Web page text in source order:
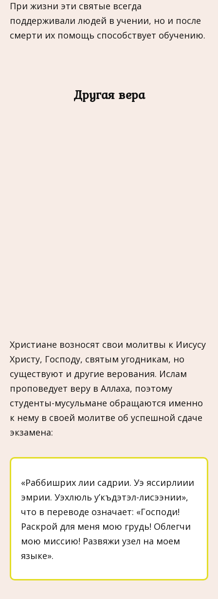
При жизни эти святые всегда
поддерживали людей в учении, но и после
смерти их помощь способствует обучению.
Другая вера
Христиане возносят свои молитвы к Иисусу
Христу, Господу, святым угодникам, но
существуют и другие верования. Ислам
проповедует веру в Аллаха, поэтому
студенты-мусульмане обращаются именно
к нему в своей молитве об успешной сдаче
экзамена:
«Раббишрих лии садрии. Уэ яссирлиии
эмрии. Уэхлюль у’къдэтэл-лисээнии»,
что в переводе означает: «Господи!
Раскрой для меня мою грудь! Облегчи
мою миссию! Развяжи узел на моем
языке».